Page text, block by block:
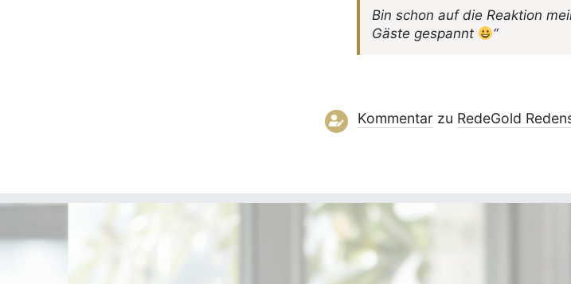
Bin schon auf die Reak­tion
Gäste gespannt
“
Kommentarzu RedeGold